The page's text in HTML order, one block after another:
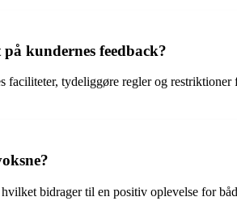
kundernes feedback?
tydeliggøre regler og
bidrager til en positiv oplevelse for